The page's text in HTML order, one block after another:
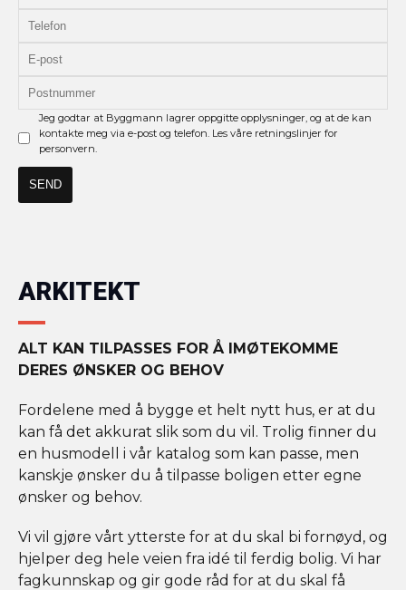
Jeg godtar at Byggmann lagrer oppgitte opplysninger, og at de kan
kontakte meg via e-post og telefon. Les våre retningslinjer for
personvern.
ARKITEKT
ALT KAN TILPASSES FOR Å IMØTEKOMME
DERES ØNSKER OG BEHOV
Fordelene med å bygge et helt nytt hus, er at du
kan få det akkurat slik som du vil. Trolig finner du
en husmodell i vår katalog som kan passe, men
kanskje ønsker du å tilpasse boligen etter egne
ønsker og behov.
Vi vil gjøre vårt ytterste for at du skal bi fornøyd, og
hjelper deg hele veien fra idé til ferdig bolig. Vi har
fagkunnskap og gir gode råd for at du skal få